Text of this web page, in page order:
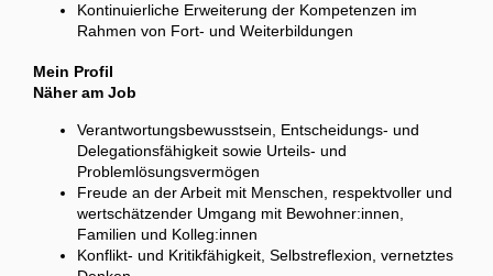
Kontinuierliche Erweiterung der Kompetenzen im
Rahmen von Fort- und Weiterbildungen
Mein Profil
Näher am Job
Verantwortungsbewusstsein, Entscheidungs- und
Delegationsfähigkeit sowie Urteils- und
Problemlösungsvermögen
Freude an der Arbeit mit Menschen, respektvoller und
wertschätzender Umgang mit Bewohner:innen,
Familien und Kolleg:innen
Konflikt- und Kritikfähigkeit, Selbstreflexion, vernetztes